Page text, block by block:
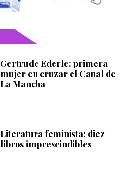
Gertrude Ederle: primera
mujer en cruzar el Canal de
La Mancha
Literatura feminista: diez
libros imprescindibles